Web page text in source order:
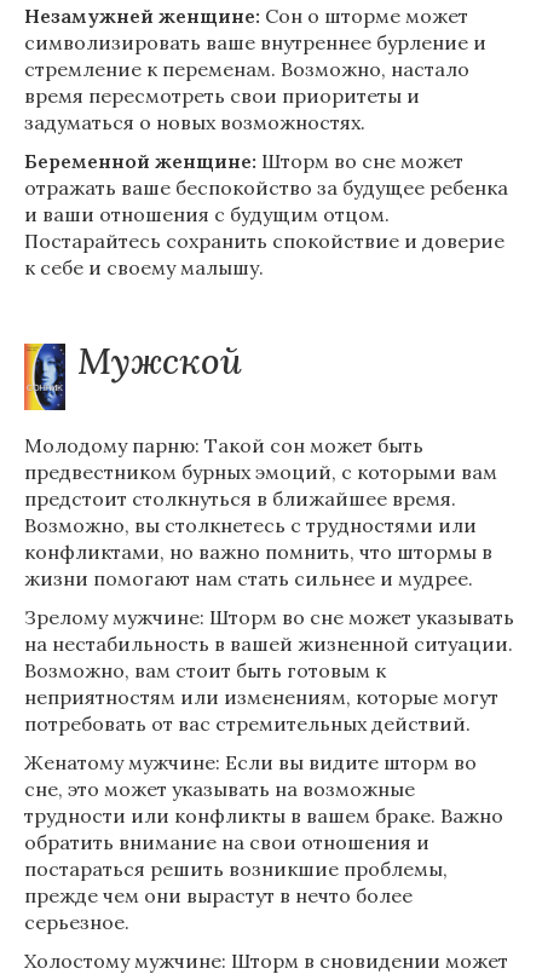
Незамужней женщине: Сон о шторме может
символизировать ваше внутреннее бурление и
стремление к переменам. Возможно, настало
время пересмотреть свои приоритеты и
задуматься о новых возможностях.
Беременной женщине: Шторм во сне может
отражать ваше беспокойство за будущее ребенка
и ваши отношения с будущим отцом.
Постарайтесь сохранить спокойствие и доверие
к себе и своему малышу.
Мужской
Молодому парню: Такой сон может быть
предвестником бурных эмоций, с которыми вам
предстоит столкнуться в ближайшее время.
Возможно, вы столкнетесь с трудностями или
конфликтами, но важно помнить, что штормы в
жизни помогают нам стать сильнее и мудрее.
Зрелому мужчине: Шторм во сне может указывать
на нестабильность в вашей жизненной ситуации.
Возможно, вам стоит быть готовым к
неприятностям или изменениям, которые могут
потребовать от вас стремительных действий.
Женатому мужчине: Если вы видите шторм во
сне, это может указывать на возможные
трудности или конфликты в вашем браке. Важно
обратить внимание на свои отношения и
постараться решить возникшие проблемы,
прежде чем они вырастут в нечто более
серьезное.
Холостому мужчине: Шторм в сновидении может